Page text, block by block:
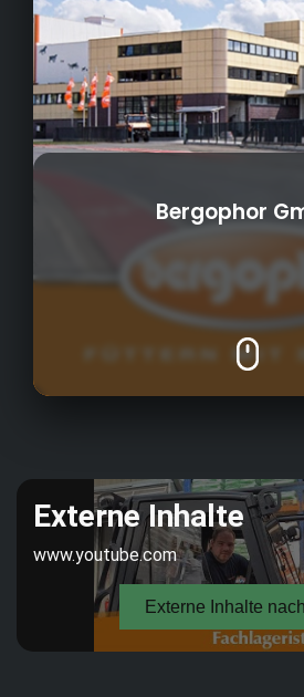
Gründungsjahr:
Anzahl Azubis: 7
Mitarbeiterzahl: 140
Bergophor
Schweine, Schafe, Ziegen,
und Haustiere